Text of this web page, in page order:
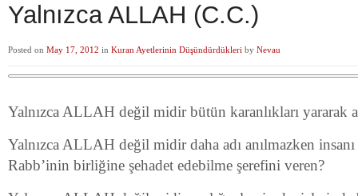
Yalnızca ALLAH (C.C.)
Posted on May 17, 2012 in Kuran Ayetlerinin Düşündürdükleri by Nevau
Yalnızca ALLAH değil midir bütün karanlıkları yararak
Yalnızca ALLAH değil midir daha adı anılmazken
Rabb’inin birliğine şehadet edebilme şerefini veren?